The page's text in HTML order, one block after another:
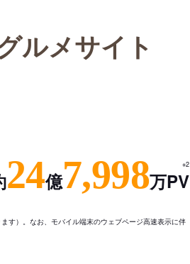
ルメサイト
24億7,998万PV
※2
す）。なお、モバイル端末のウェブページ高速表示に伴